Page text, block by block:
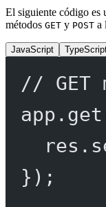
El siguiente código es
métodos GET y POST a
JavaScript
// GET
app. get
res.
});